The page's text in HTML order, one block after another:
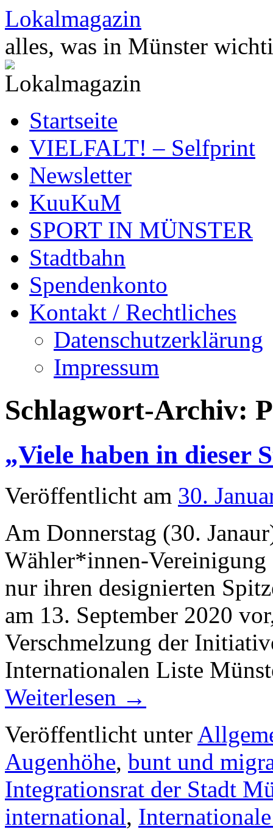
Zum
Inhalt
springen
Lokalmagazin
alles, was in Münster
Startseite
VIELFALT! – Selfprint
Newsletter
KuuKuM
SPORT IN MÜNSTER
Stadtbahn
Spendenkonto
Kontakt / Rechtliches
Datenschutzerklärung
Impressum
Schlagwort-Archiv:
„Viele haben in dieser
Veröffentlicht am 30.
Am Donnerstag (30.
Wähler*innen-
nur ihren designierten
am 13. September 2020
Verschmelzung der
Internationalen Liste
Weiterlesen →
Veröffentlicht unter
Augenhöhe, bunt und
Integrationsrat der Stadt
international,